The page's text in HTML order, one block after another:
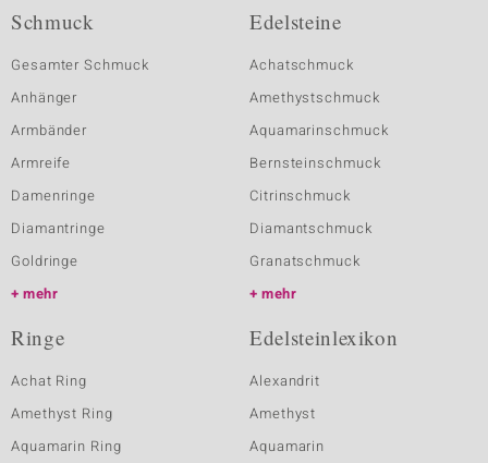
Schmuck
Gesamter Schmuck
Anhänger
Armbänder
Armreife
Damenringe
Diamantringe
Goldringe
mehr
Edelsteine
Achatschmuck
Amethystschmuck
Aquamarinschmuck
Bernsteinschmuck
Citrinschmuck
Diamantschmuck
Granatschmuck
mehr
Ringe
Achat Ring
Amethyst Ring
Aquamarin Ring
Edelsteinlexikon
Alexandrit
Amethyst
Aquamarin